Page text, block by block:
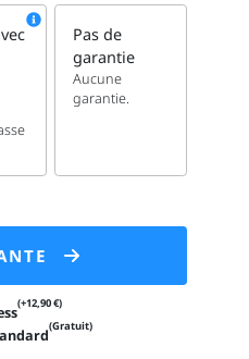
Pas de
garantie
Aucune
garantie.
(+12,90 €)
(Gratuit)